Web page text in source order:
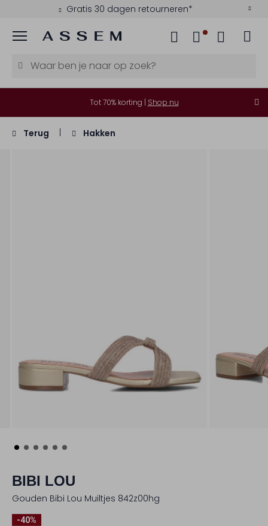
Gratis 30 dagen retourneren*
Menu
Tot 70% korting | Shop nu
Terug Hakken
BIBI LOU
Gouden Bibi Lou Muiltjes 842z00hg
-40%